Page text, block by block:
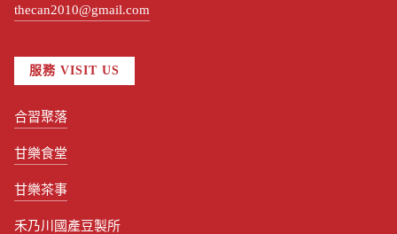
thecan2010@gmail.com
服務 VISIT US
合習聚落
甘樂食堂
甘樂茶事
禾乃川國產豆製所